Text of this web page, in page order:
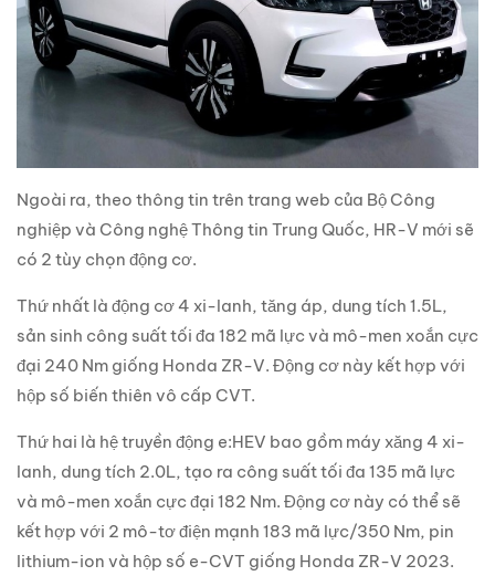
Ngoài ra, theo thông tin trên trang web của Bộ Công
nghiệp và Công nghệ Thông tin Trung Quốc, HR-V mới sẽ
có 2 tùy chọn động cơ.
Thứ nhất là động cơ 4 xi-lanh, tăng áp, dung tích 1.5L,
sản sinh công suất tối đa 182 mã lực và mô-men xoắn cực
đại 240 Nm giống Honda ZR-V. Động cơ này kết hợp với
hộp số biến thiên vô cấp CVT.
Thứ hai là hệ truyền động e:HEV bao gồm máy xăng 4 xi-
lanh, dung tích 2.0L, tạo ra công suất tối đa 135 mã lực
và mô-men xoắn cực đại 182 Nm. Động cơ này có thể sẽ
kết hợp với 2 mô-tơ điện mạnh 183 mã lực/350 Nm, pin
lithium-ion và hộp số e-CVT giống Honda ZR-V 2023.